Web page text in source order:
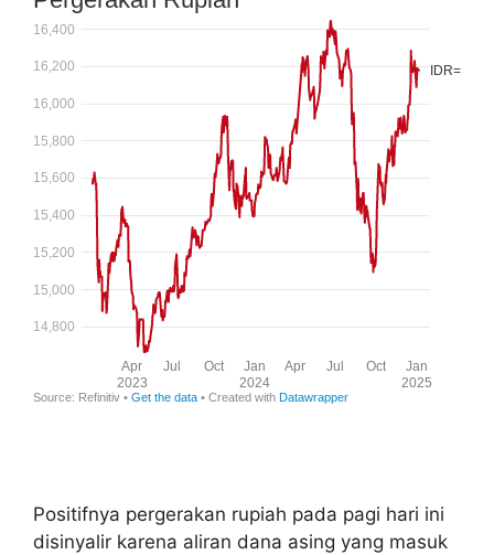
Positifnya pergerakan rupiah pada pagi hari ini
disinyalir karena aliran dana asing yang masuk